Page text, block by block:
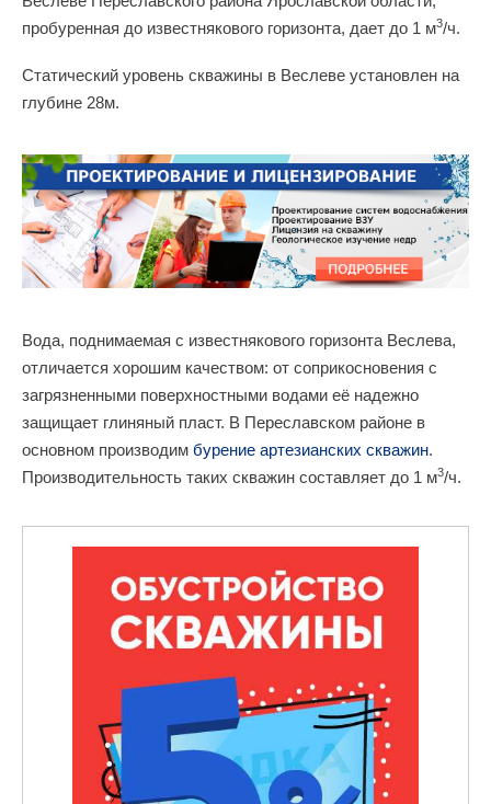
пробуренная до известнякового горизонта, дает до 1 м3/ч.
Статический уровень скважины в Веслеве установлен на
глубине 28м.
Вода, поднимаемая с известнякового горизонта Веслева,
отличается хорошим качеством: от соприкосновения с
загрязненными поверхностными водами её надежно
защищает глиняный пласт. В Переславском районе в
основном производим бурение артезианских скважин.
Производительность таких скважин составляет до 1 м3/ч.